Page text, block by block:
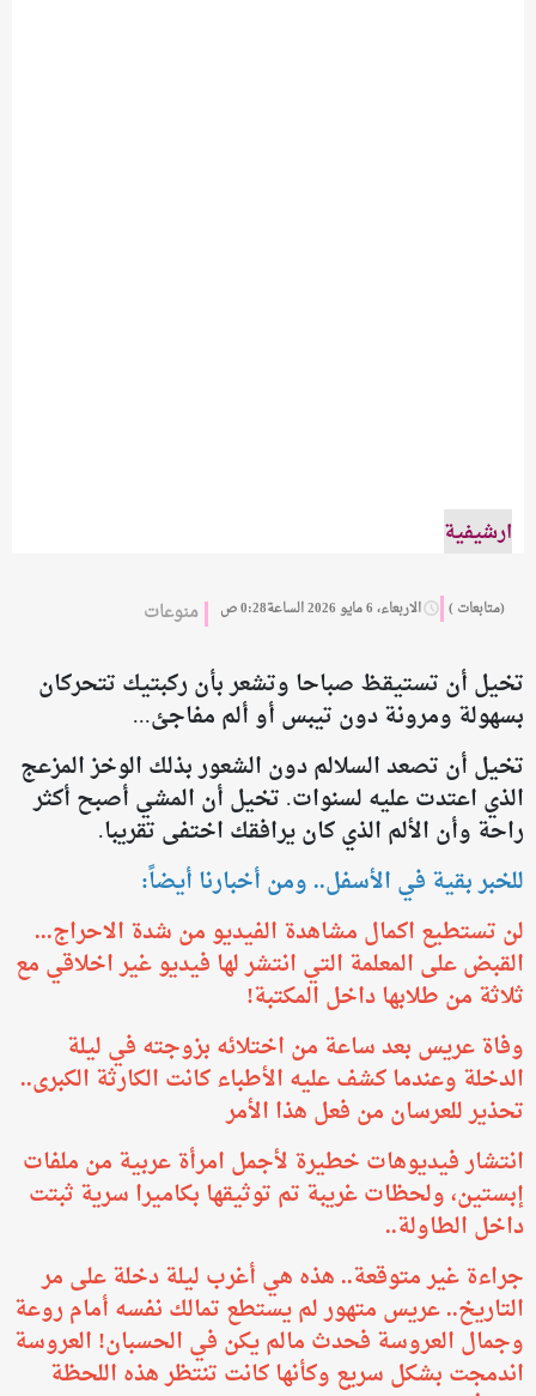
ارشيفية
(متابعات ) الاربعاء، 6 مايو 2026 الساعة0:28 ص منوعات
تخيل أن تستيقظ صباحا وتشعر بأن ركبتيك تتحركان
بسهولة ومرونة دون تيبس أو ألم مفاجئ...
تخيل أن تصعد السلالم دون الشعور بذلك الوخز المزعج
الذي اعتدت عليه لسنوات. تخيل أن المشي أصبح أكثر
راحة وأن الألم الذي كان يرافقك اختفى تقريبا.
للخبر بقية في الأسفل.. ومن أخبارنا أيضاً:
لن تستطيع اكمال مشاهدة الفيديو من شدة الاحراج...
القبض على المعلمة التي انتشر لها فيديو غير اخلاقي مع
ثلاثة من طلابها داخل المكتبة!
وفاة عريس بعد ساعة من اختلائه بزوجته في ليلة
الدخلة وعندما كشف عليه الأطباء كانت الكارثة الكبرى..
تحذير للعرسان من فعل هذا الأمر
انتشار فيديوهات خطيرة لأجمل امرأة عربية من ملفات
إبستين، ولحظات غريبة تم توثيقها بكاميرا سرية ثبتت
داخل الطاولة..
جراءة غير متوقعة.. هذه هي أغرب ليلة دخلة على مر
التاريخ.. عريس متهور لم يستطع تمالك نفسه أمام روعة
وجمال العروسة فحدث مالم يكن في الحسبان! العروسة
اندمجت بشكل سريع وكأنها كانت تنتظر هذه اللحظة